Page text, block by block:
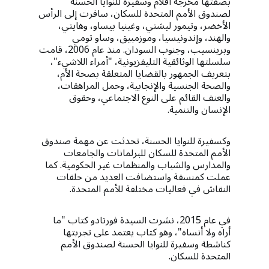
لصندوق الأمم المتحدة للسكان، سافرت إلى الرأس
الأخضر، وتيمور ليشتي، وغينيا بيساو، وهايتي،
والهند، وإندونيسيا، وموزمبيق، وساو تومي
وبرينسيب، وجنوب السودان. منذ عام 2006، قامت
سلسلتها الوثائقية التليفزيونية، "أمراء اللاشيء"،
بتعريف الجمهور بالقضايا المتعلقة بصحة الأم،
والصحة الجنسية والإنجابية، وحمل المراهقات،
والعنف القائم على النوع الاجتماعي، وحقوق
الإنسان والتنمية.
وكسفيرة للنوايا الحسنة، تحدثت عن مهمة صندوق
الأمم المتحدة للسكان للبرلمانات والجامعات
والمدارس والشباب والمنظمات غير الحكومية. كما
عملت كمنسقة واستضافت العديد من حلقات
النقاش في فعاليات مختلفة للأمم المتحدة.
في عام 2015، نشرت السيدة فورتادو كتاب "ما
أراه ولا أنساه"، وهو كتاب يعتمد على تجربتها
كناشطة وسفيرة للنوايا الحسنة لصندوق الأمم
المتحدة للسكان.